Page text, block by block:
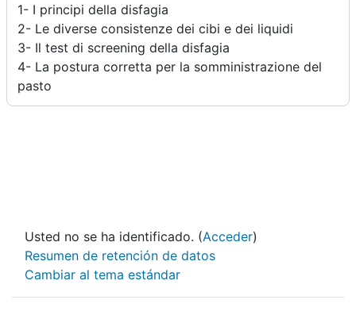
1- I principi della disfagia
2- Le diverse consistenze dei cibi e dei liquidi
3- Il test di screening della disfagia
4- La postura corretta per la somministrazione del
pasto
Usted no se ha identificado. (Acceder)
Resumen de retención de datos
Cambiar al tema estándar